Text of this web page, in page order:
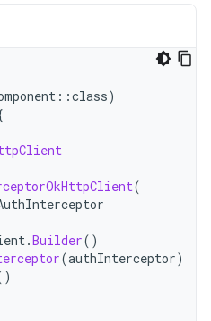
::class)
(
.Builder()
(authInterceptor)